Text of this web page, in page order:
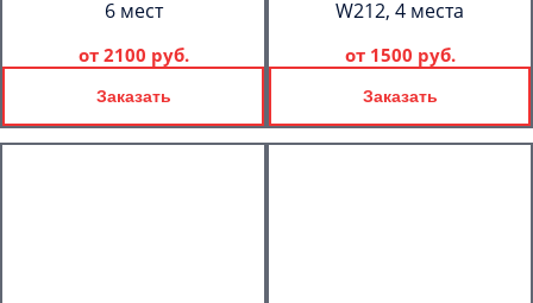
6 мест
от 2100 руб.
Заказать
W212, 4 места
от 1500 руб.
Заказать